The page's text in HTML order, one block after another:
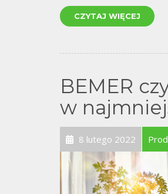
CZYTAJ WIĘCEJ
BEMER
w
8 lutego 2022